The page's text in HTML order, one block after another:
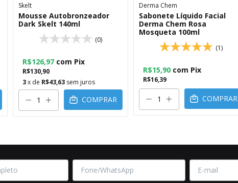
Skelt
Mousse Autobronzeador
Dark Skelt 140ml
(0)
R$130,90
R$126,97 com Pix
3x de R$43,63 sem juros
COMPRAR
Derma Chem
Sabonete Líquido Facial
Derma Chem Rosa
Mosqueta 100ml
(1)
R$16,39
R$15,90 com Pix
COMPRAR